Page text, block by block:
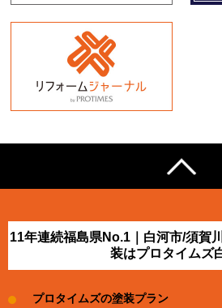
11年連続福島県No.1｜白河市/須賀
装はプロタイムズ
プロタイムズの塗装プラン